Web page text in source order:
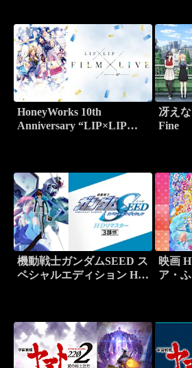
HoneyWorks 10th
Anniversary “LIP×LIP
冴え
Fine
機動戦士ガンダムSEED ス
ペシャルエディション HD
映画
ア・